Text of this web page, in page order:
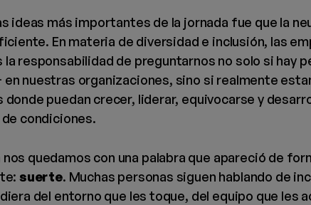
ideas más importantes de la jornada fue que la
En materia de diversidad e inclusión, las
responsabilidad de preguntarnos no solo si hay
en nuestras organizaciones, sino si realmente
donde puedan crecer, liderar, equivocarse y
condiciones.
nos quedamos con una palabra que apareció de
suerte. Muchas personas siguen hablando de
del entorno que les toque, del equipo que les